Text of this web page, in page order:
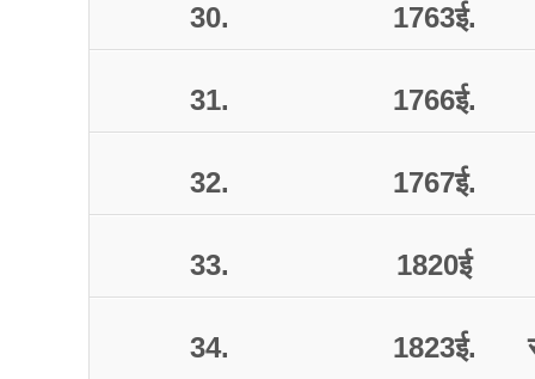
30. 1763ई.
31. 1766ई.
32. 1767ई.
33. 1820ई
34. 1823ई.